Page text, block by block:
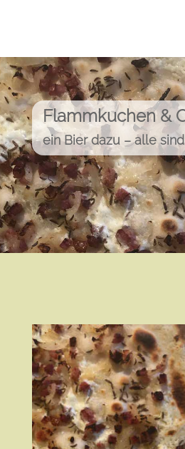
Flammkuchen &
ein Bier dazu – alle